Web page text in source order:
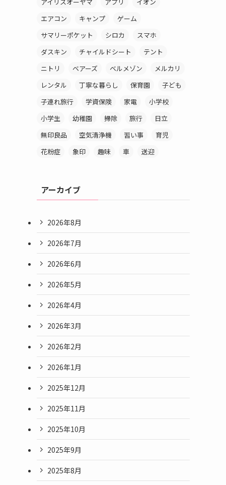
エアコン
キャンプ
ゲーム
サマリーポケット
シロカ
スマホ
ダスキン
チャイルドシート
テント
ニトリ
ベアーズ ベルメゾン
メルカリ
レンタル
丁寧な暮らし 保育園
子ども
子連れ旅行
学資保険 家電
小学校
小学生
幼稚園 掃除 旅行
日立
無印良品
空気清浄機 習い事
育児
花粉症
象印 趣味 車 送迎
アーカイブ
2026年8月
2026年7月
2026年6月
2026年5月
2026年4月
2026年3月
2026年2月
2026年1月
2025年12月
2025年11月
2025年10月
2025年9月
2025年8月